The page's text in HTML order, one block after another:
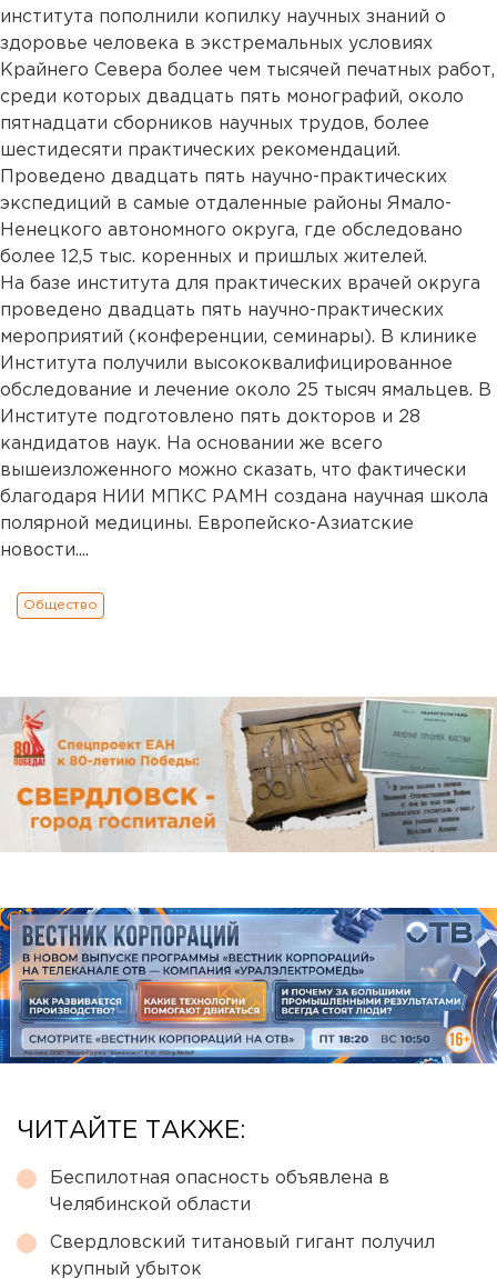
института пополнили копилку научных знаний о
здоровье человека в экстремальных условиях
Крайнего Севера более чем тысячей печатных работ,
среди которых двадцать пять монографий, около
пятнадцати сборников научных трудов, более
шестидесяти практических рекомендаций.
Проведено двадцать пять научно-практических
экспедиций в самые отдаленные районы Ямало-
Ненецкого автономного округа, где обследовано
более 12,5 тыс. коренных и пришлых жителей.
На базе института для практических врачей округа
проведено двадцать пять научно-практических
мероприятий (конференции, семинары). В клинике
Института получили высококвалифицированное
обследование и лечение около 25 тысяч ямальцев. В
Институте подготовлено пять докторов и 28
кандидатов наук. На основании же всего
вышеизложенного можно сказать, что фактически
благодаря НИИ МПКС РАМН создана научная школа
полярной медицины. Европейско-Азиатские
новости....
Общество
ЧИТАЙТЕ ТАКЖЕ:
Беспилотная опасность объявлена в
Челябинской области
Свердловский титановый гигант получил
крупный убыток